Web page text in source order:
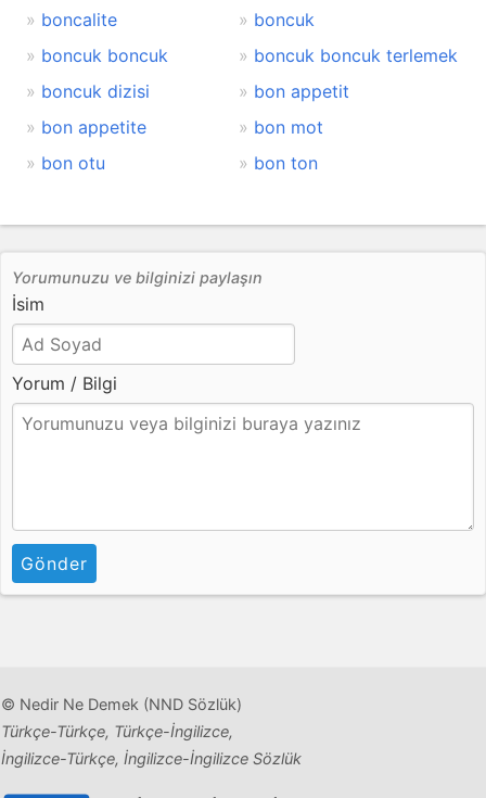
boncalite
boncuk
boncuk boncuk
boncuk boncuk terlemek
boncuk dizisi
bon appetit
bon appetite
bon mot
bon otu
bon ton
Yorumunuzu ve bilginizi paylaşın
İsim
Yorum / Bilgi
Gönder
© Nedir Ne Demek (NND Sözlük)
Türkçe-Türkçe, Türkçe-İngilizce,
İngilizce-Türkçe, İngilizce-İngilizce Sözlük